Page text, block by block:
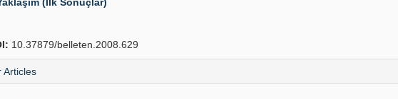
10.37879/belleten.2008.629
Articles